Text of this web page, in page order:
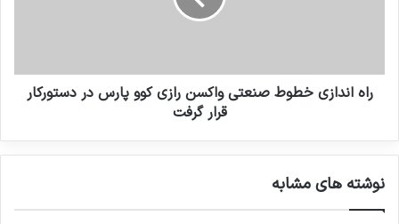
راه اندازی خطوط صنعتی واکسن رازی کوو پارس در دستورکار
قرار گرفت
نوشته های مشابه